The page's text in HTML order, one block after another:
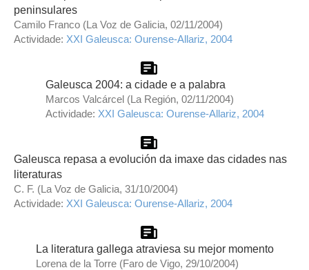
peninsulares
Camilo Franco (La Voz de Galicia, 02/11/2004)
Actividade: XXI Galeusca: Ourense-Allariz, 2004
Galeusca 2004: a cidade e a palabra
Marcos Valcárcel (La Región, 02/11/2004)
Actividade: XXI Galeusca: Ourense-Allariz, 2004
Galeusca repasa a evolución da imaxe das cidades nas
literaturas
C. F. (La Voz de Galicia, 31/10/2004)
Actividade: XXI Galeusca: Ourense-Allariz, 2004
La literatura gallega atraviesa su mejor momento
Lorena de la Torre (Faro de Vigo, 29/10/2004)